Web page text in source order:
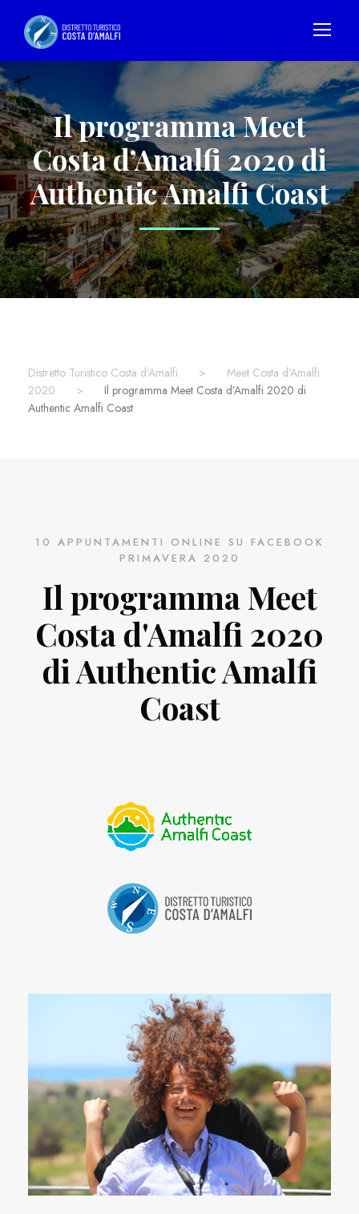
Il programma Meet
Costa d’Amalfi 2020 di
Authentic Amalfi Coast
Distretto Turistico Costa d'Amalfi >
Meet Costa d’Amalfi
2020
>
Il programma Meet Costa d’Amalfi 2020 di
Authentic Amalfi Coast
10 APPUNTAMENTI ONLINE SU FACEBOOK
PRIMAVERA 2020
Il programma Meet
Costa d'Amalfi 2020
di Authentic Amalfi
Coast